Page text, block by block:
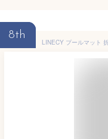
8th